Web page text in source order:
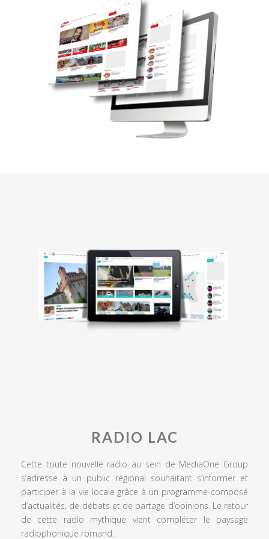
RADIO LAC
Cette toute nouvelle radio au sein de MediaOne Group
s’adresse à un public régional souhaitant s’informer et
participer à la vie locale grâce à un programme composé
d’actualités, de débats et de partage d’opinions. Le retour
de cette radio mythique vient compléter le paysage
radiophonique romand.